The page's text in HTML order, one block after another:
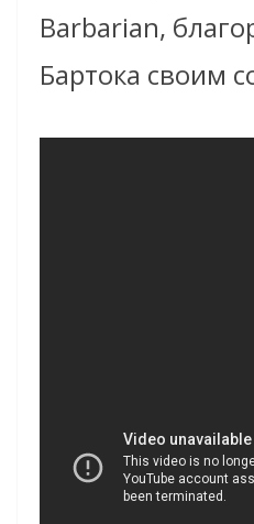
Barbarian,
Бартока своим